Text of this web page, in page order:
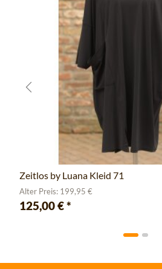
Zeitlos by Luana Kleid 71
Alter Preis: 199,95 €
125,00 €*